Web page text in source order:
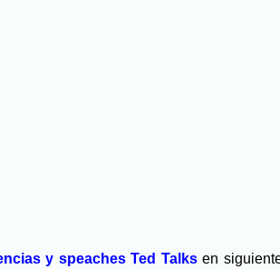
y speachesTed Talks en